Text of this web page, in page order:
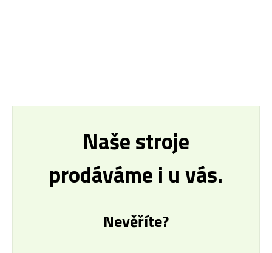
Naše stroje
prodáváme i u vás.
Nevěříte?